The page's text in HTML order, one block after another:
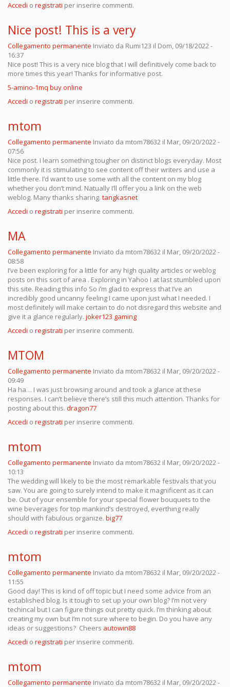
Accedi o registrati per inserire commenti.
Nice post! This is a very
Collegamento permanente Inviato da Rumi123 il Dom, 09/18/2022 -
16:37
Nice post! This is a very nice blog that I will definitively come back to
more times this year! Thanks for informative post.
5-amino-1mq buy online
Accedi o registrati per inserire commenti.
mtom
Collegamento permanente Inviato da mtom78632 il Mar, 09/20/2022 -
07:56
Nice post. I learn something tougher on distinct blogs everyday. Most
commonly it is stimulating to see content off their writers and use a
little there. I’d want to use some with all the content on my blog
whether you don’t mind. Natually I’ll offer you a link on the web
weblog. Many thanks sharing. tangkasnet
Accedi o registrati per inserire commenti.
MA
Collegamento permanente Inviato da mtom78632 il Mar, 09/20/2022 -
08:58
I’ve been exploring for a little for any high quality articles or weblog
posts on this sort of area . Exploring in Yahoo I at last stumbled upon
this site. Reading this info So i’m glad to express that I’ve an
incredibly good uncanny feeling I came upon just what I needed. I
most definitely will make certain to do not disregard this website and
give it a glance regularly. joker123 gaming
Accedi o registrati per inserire commenti.
MTOM
Collegamento permanente Inviato da mtom78632 il Mar, 09/20/2022 -
09:49
Ha ha… I was just browsing around and took a glance at these
responses. I can’t believe there’s still this much attention. Thanks for
posting about this. dragon77
Accedi o registrati per inserire commenti.
mtom
Collegamento permanente Inviato da mtom78632 il Mar, 09/20/2022 -
10:13
The wedding will likely to be the most remarkable festivals that you
saw. You are going to surely intend to make it magnificent as it can
be. Out of your ensemble for your special flower bouquets to the
wine beverages for top mankind’s destroyed, everthing really
should with fabulous organize. big77
Accedi o registrati per inserire commenti.
mtom
Collegamento permanente Inviato da mtom78632 il Mar, 09/20/2022 -
11:55
Good day! This is kind of off topic but I need some advice from an
established blog. Is it tough to set up your own blog? I’m not very
techincal but I can figure things out pretty quick. I’m thinking about
creating my own but I’m not sure where to begin. Do you have any
ideas or suggestions? Cheers autowin88
Accedi o registrati per inserire commenti.
mtom
Collegamento permanente Inviato da mtom78632 il Mar, 09/20/2022 -